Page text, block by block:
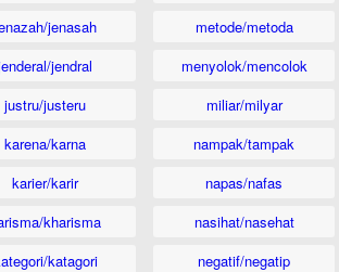
jenasah
jendral
justru/justeru
karena/karna
karier/karir
kharisma
katagori
metode/metoda
menyolok/mencolok
miliar/milyar
nampak/tampak
napas/nafas
nasihat/nasehat
negatif/negatip